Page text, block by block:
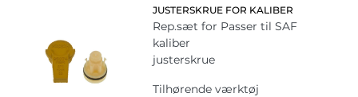
JUSTERSKRUE FOR KALIBER
Rep.sæt for Passer til SAF
kaliber
justerskrue
Tilhørende værktøj